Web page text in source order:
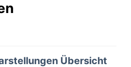
Übersicht